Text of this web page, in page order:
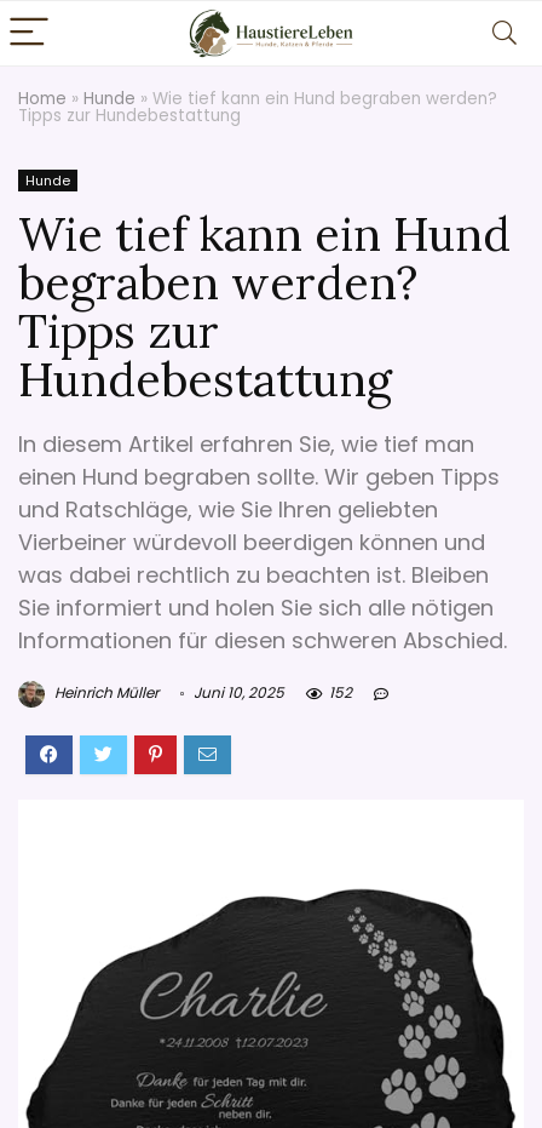
Home » Hunde » Wie tief kann ein Hund begraben werden?
Tipps zur Hundebestattung
Hunde
Wie tief kann ein Hund
begraben werden?
Tipps zur
Hundebestattung
In diesem Artikel erfahren Sie, wie tief man
einen Hund begraben sollte. Wir geben Tipps
und Ratschläge, wie Sie Ihren geliebten
Vierbeiner würdevoll beerdigen können und
was dabei rechtlich zu beachten ist. Bleiben
Sie informiert und holen Sie sich alle nötigen
Informationen für diesen schweren Abschied.
Heinrich Müller Juni 10, 2025 152